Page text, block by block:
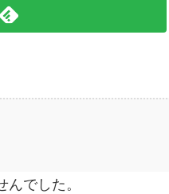
でした。